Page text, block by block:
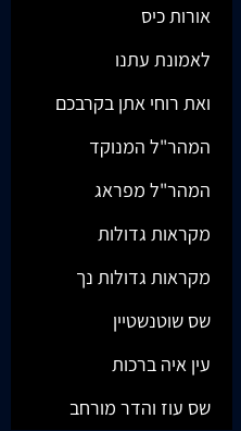
אורות כיס
לאמונת עתנו
ואת רוחי אתן בקרבכם
המהר"ל המנוקד
המהר"ל מפראג
מקראות גדולות
מקראות גדולות נך
שס שוטנשטיין
עין איה ברכות
שס עוז והדר מורחב